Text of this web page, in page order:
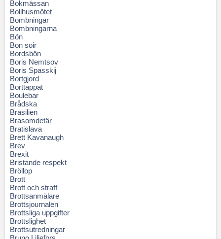
Bokmässan
Bollhusmötet
Bombningar
Bombningarna
Bön
Bon soir
Bordsbön
Boris Nemtsov
Boris Spasskij
Bortgjord
Borttappat
Boulebar
Brådska
Brasilien
Brasomdetär
Bratislava
Brett Kavanaugh
Brev
Brexit
Bristande respekt
Bröllop
Brott
Brott och straff
Brottsanmälare
Brottsjournalen
Brottsliga uppgifter
Brottslighet
Brottsutredningar